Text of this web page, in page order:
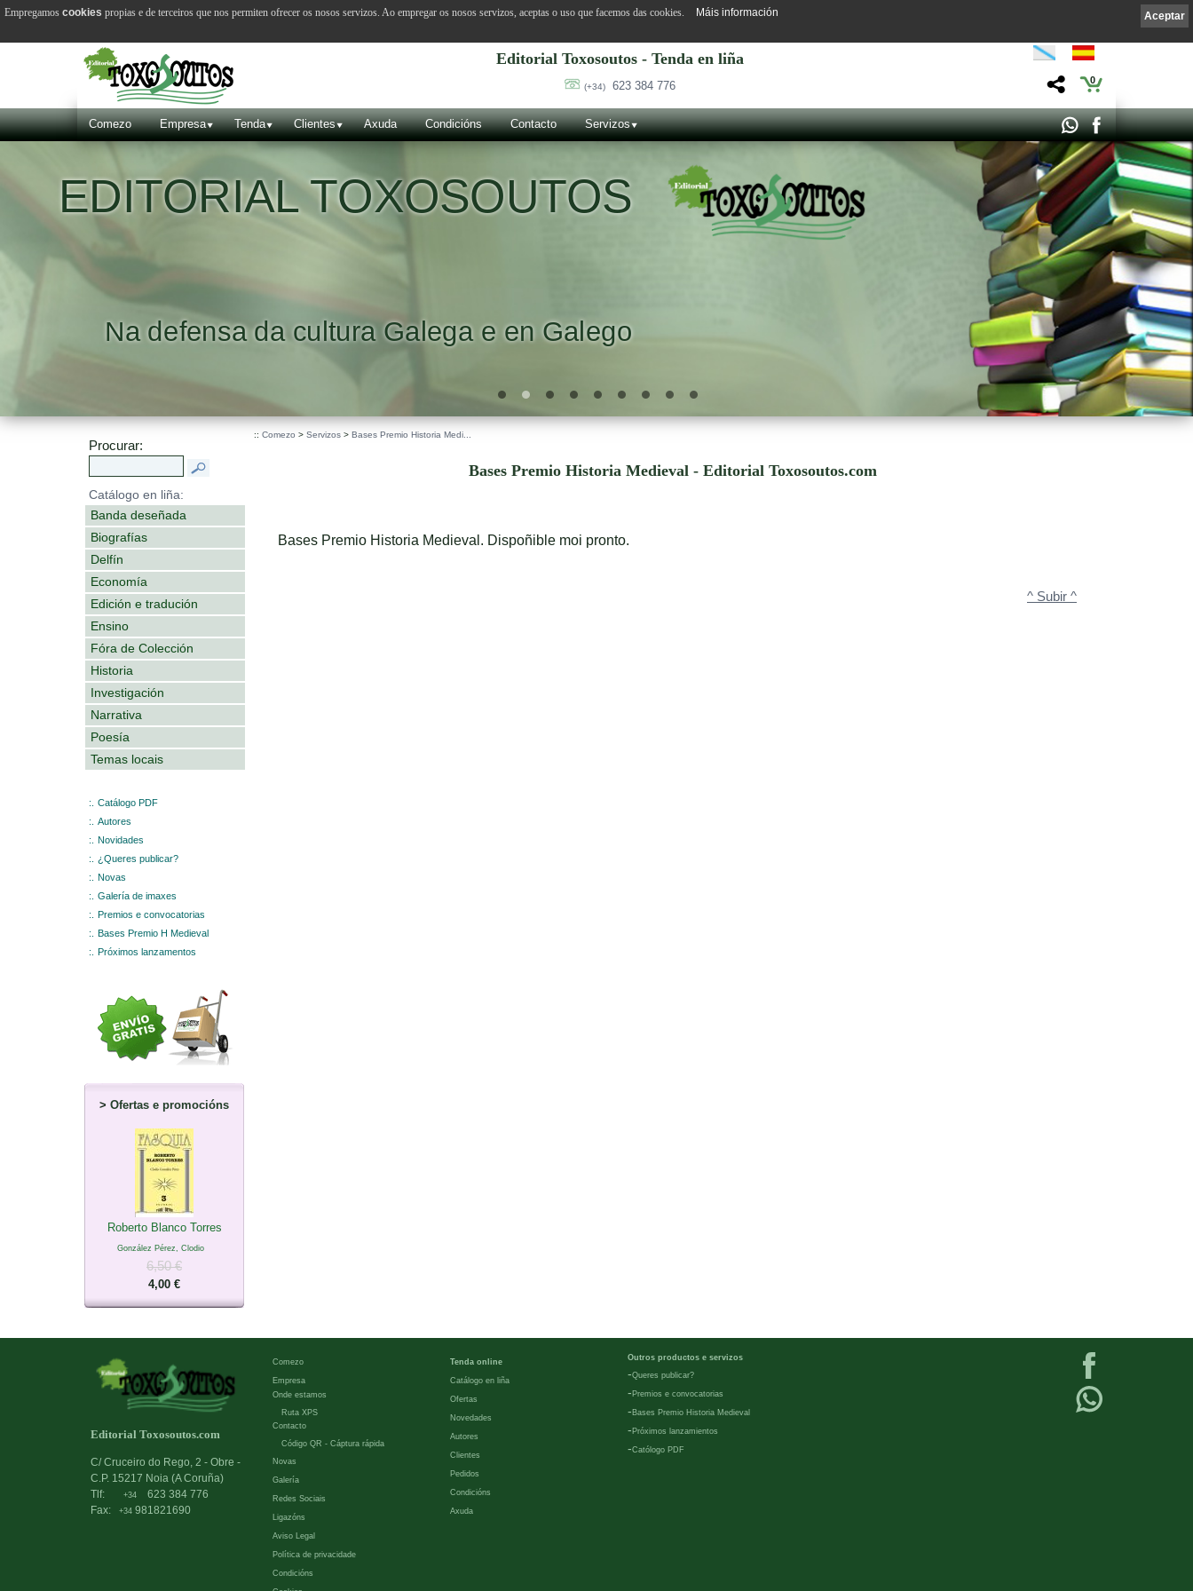
Editorial Toxosoutos - Tenda en liña
(+34) 623 384 776 0
Comezo Empresa Tenda Clientes Axuda Condicións Contacto Servizos
EDITORIAL TOXOSOUTOS
Na defensa da cultura Galega e en Galego
Procurar:
Catálogo en liña:
Banda deseñada
Biografías
Delfín
Economía
Edición e tradución
Ensino
Fóra de Colección
Historia
Investigación
Narrativa
Poesía
Temas locais
:.
Catálogo PDF
:.
Autores
:.
Novidades
:.
¿Queres publicar?
:.
Novas
:.
Galería de imaxes
:.
Premios e convocatorias
:.
Bases Premio H Medieval
:.
Próximos lanzamentos
> Ofertas e promocións
Roberto Blanco Torres
González Pérez, Clodio
6,50 €
4,00 €
:: Comezo > Servizos > Bases Premio Historia Medi...
Bases Premio Historia Medieval - Editorial Toxosoutos.com
Bases Premio Historia Medieval. Dispoñible moi pronto.
^ Subir ^
Editorial Toxosoutos.com
C/ Cruceiro do Rego, 2 - Obre -
C.P. 15217 Noia (A Coruña)
Tlf:
+34
623 384 776
Fax:
+34 981821690
Comezo
Empresa
Onde estamos
Ruta XPS
Contacto
Código QR - Cáptura rápida
Novas
Galería
Redes Sociais
Ligazóns
Aviso Legal
Política de privacidade
Condicións
Tenda online
Catálogo en liña
Ofertas
Novedades
Autores
Clientes
Pedidos
Condicións
Axuda
Outros productos e servizos
-Queres publicar?
- Premios e convocatorias
- Bases Premio Historia Medieval
- Próximos lanzamientos
-Católogo PDF
Aceptar
Empregamos cookies propias e de terceiros que nos permiten ofrecer os nosos servizos. Ao empregar os nosos servizos, aceptas o uso que facemos das cookies. Máis información